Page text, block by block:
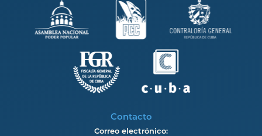
Contacto
Correo electrónico: